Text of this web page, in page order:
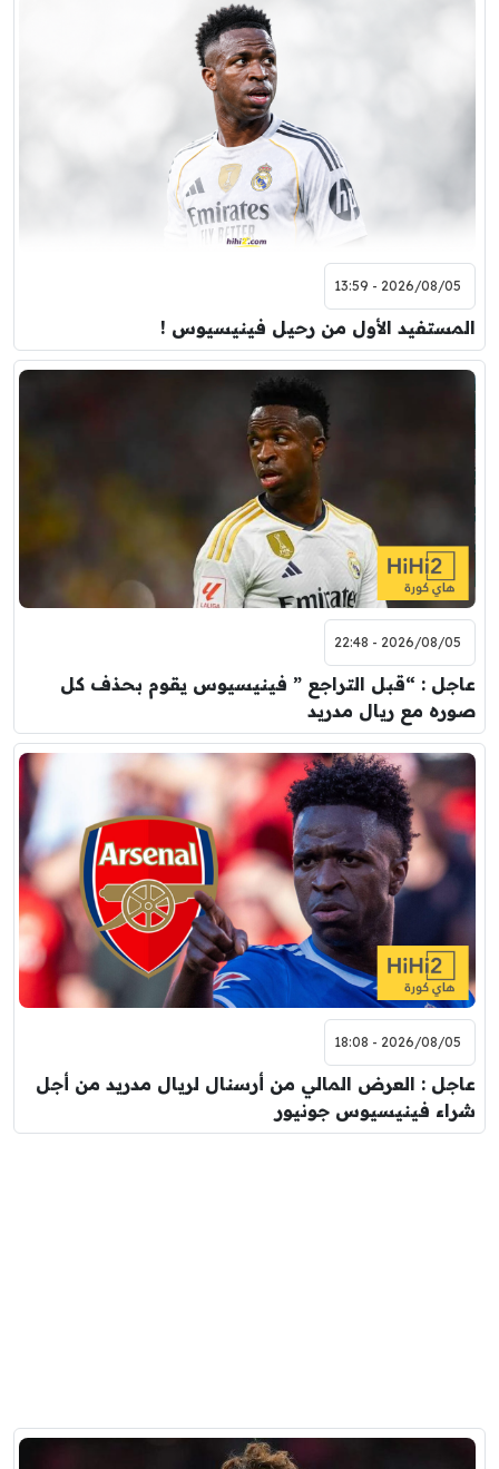
2026/08/05 - 13:59
المستفيد الأول من رحيل فينيسيوس !
2026/08/05 - 22:48
عاجل : “قبل التراجع ” فينيسيوس يقوم بحذف كل
صوره مع ريال مدريد
2026/08/05 - 18:08
عاجل : العرض المالي من أرسنال لريال مدريد من أجل
شراء فينيسيوس جونيور